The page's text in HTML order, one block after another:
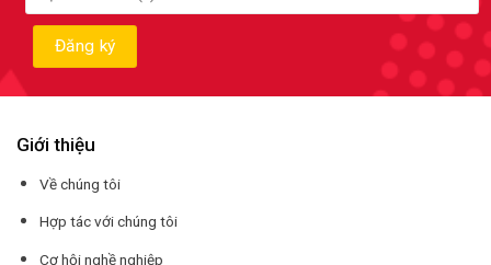
Giới thiệu
Về chúng tôi
Hợp tác với chúng tôi
Cơ hội nghề nghiệp